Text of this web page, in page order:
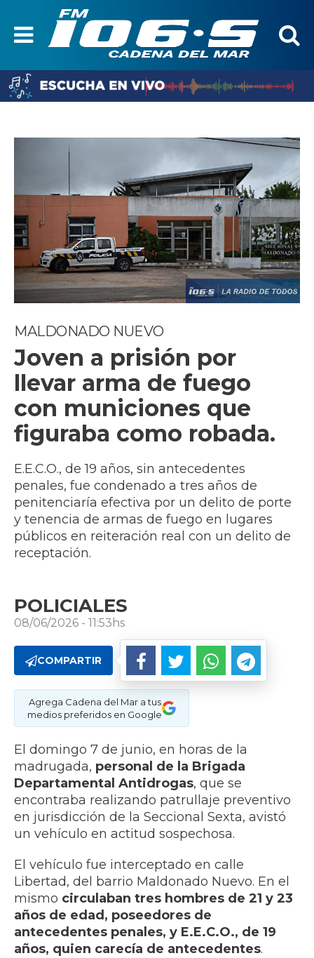
MALDONADO NUEVO
Joven a prisión por
llevar arma de fuego
con municiones que
figuraba como robada.
E.E.C.O., de 19 años, sin antecedentes
penales, fue condenado a tres años de
penitenciaría efectiva por un delito de porte
y tenencia de armas de fuego en lugares
públicos en reiteración real con un delito de
receptación.
POLICIALES
08/06/2026 - 11:53hs
COMPARTIR
Agrega Cadena del Mar a tus
medios preferidos en Google
El domingo 7 de junio, en horas de la
madrugada, personal de la Brigada
Departamental Antidrogas, que se
encontraba realizando patrullaje preventivo
en jurisdicción de la Seccional Sexta, avistó
un vehículo en actitud sospechosa.
El vehículo fue interceptado en calle
Libertad, del barrio Maldonado Nuevo. En el
mismo circulaban tres hombres de 21 y 23
años de edad, poseedores de
antecedentes penales, y E.E.C.O., de 19
años, quien carecía de antecedentes.